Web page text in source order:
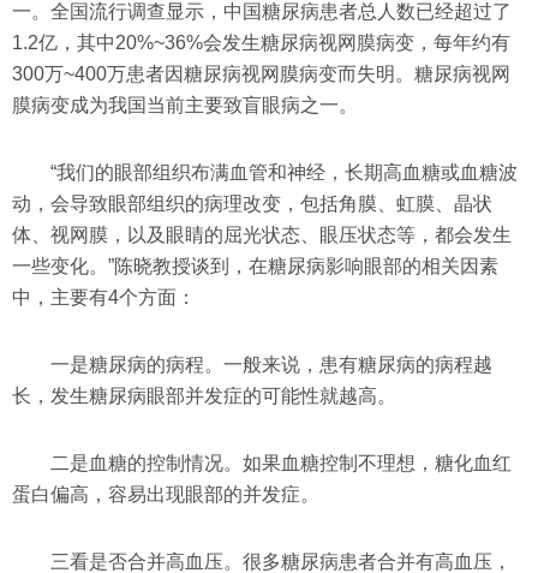
一。全国流行调查显示，中国糖尿病患者总人数已经超过了
1.2亿，其中20%~36%会发生糖尿病视网膜病变，每年约有
300万~400万患者因糖尿病视网膜病变而失明。糖尿病视网
膜病变成为我国当前主要致盲眼病之一。
“我们的眼部组织布满血管和神经，长期高血糖或血糖波
动，会导致眼部组织的病理改变，包括角膜、虹膜、晶状
体、视网膜，以及眼睛的屈光状态、眼压状态等，都会发生
一些变化。”陈晓教授谈到，在糖尿病影响眼部的相关因素
中，主要有4个方面：
一是糖尿病的病程。一般来说，患有糖尿病的病程越
长，发生糖尿病眼部并发症的可能性就越高。
二是血糖的控制情况。如果血糖控制不理想，糖化血红
蛋白偏高，容易出现眼部的并发症。
三看是否合并高血压。很多糖尿病患者合并有高血压，